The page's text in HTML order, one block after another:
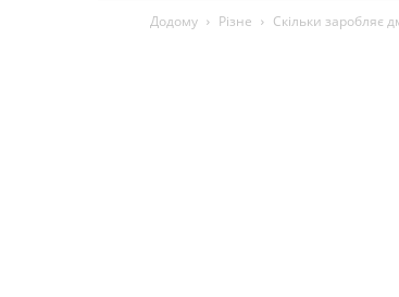
Додому Різне Скільки заробляє